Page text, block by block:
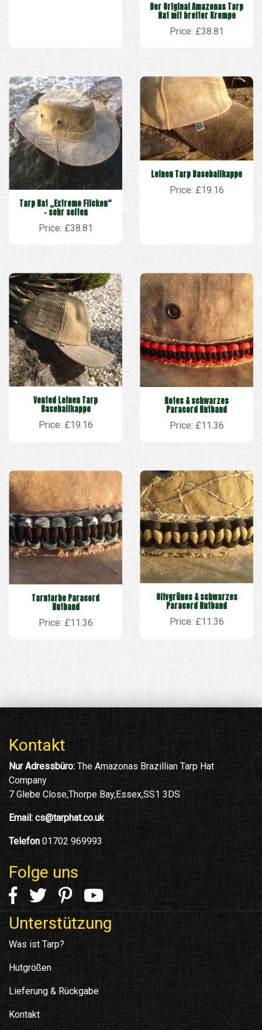
Der Original Amazonas Tarp
Hat mit breiter Krempe
Price: £38.81
Tarp Hat „Extreme Flicken“
– sehr selten
Price: £38.81
Leinen Tarp Baseballkappe
Price: £19.16
Vented Leinen Tarp
Baseballkappe
Price: £19.16
Rotes & schwarzes
Paracord Hutband
Price: £11.36
Tarnfarbe Paracord
Hutband
Price: £11.36
Olivgrünes & schwarzes
Paracord Hutband
Price: £11.36
Kontakt
Nur Adressbüro: The Amazonas Brazillian Tarp Hat
Company
7 Glebe Close,Thorpe Bay,Essex,SS1 3DS
Email:cs@tarphat.co.uk
Telefon 01702 969993
Folge uns
Unterstützung
Was ist Tarp?
Hutgrößen
Lieferung & Rückgabe
Kontakt